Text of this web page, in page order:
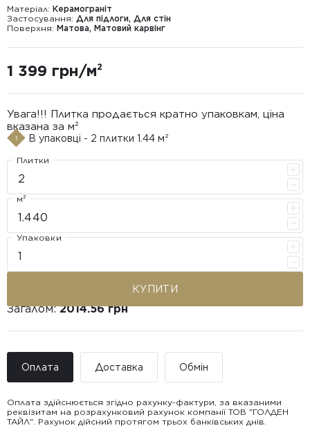
Матеріал: Керамограніт
Застосування: Для підлоги, Для стін
Поверхня: Матова, Матовий карвінг
1 399 грн/м²
Увага!!! Плитка продається кратно упаковкам, ціна
вказана за м²
В упаковці - 2 плитки 1.44 м²
Плитки
м²
Упаковки
КУПИТИ
Загалом:2014.56 грн
Оплата Доставка Обмін
Оплата здійснюється згідно рахунку-фактури, за вказаними
реквізитам на розрахунковий рахунок компанії ТОВ "ГОЛДЕН
ТАЙЛ". Рахунок дійсний протягом трьох банківських днів.